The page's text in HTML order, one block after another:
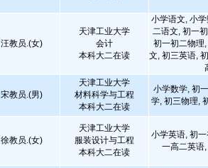
汪教员.(女)
天津工业大学
会计
本科大二在读
小学语文, 小
二语文, 初一
初一初二物理
文, 初三英语,
宋教员.(男)
天津工业大学
材料科学与工程
本科大二在读
小学数学, 初
学, 初三物理,
徐教员.(女)
天津工业大学
服装设计与工程
本科大二在读
小学英语, 初
一高二英语